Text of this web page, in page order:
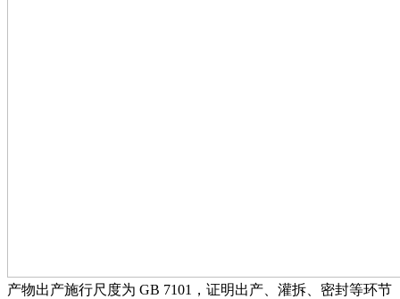
产物出产施行尺度为 GB 7101，证明出产、灌拆、密封等环节